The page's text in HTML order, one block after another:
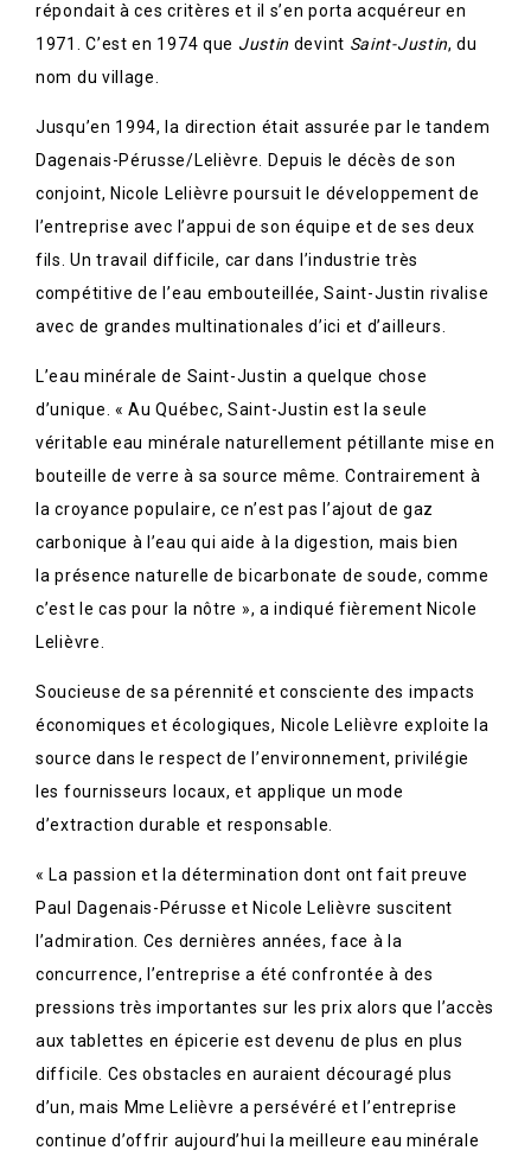
répondait à ces critères et il s’en porta acquéreur en
1971. C’est en 1974 que Justin devint Saint-Justin, du
nom du village.
Jusqu’en 1994, la direction était assurée par le tandem
Dagenais-Pérusse/Lelièvre. Depuis le décès de son
conjoint, Nicole Lelièvre poursuit le développement de
l’entreprise avec l’appui de son équipe et de ses deux
fils. Un travail difficile, car dans l’industrie très
compétitive de l’eau embouteillée, Saint-Justin rivalise
avec de grandes multinationales d’ici et d’ailleurs.
L’eau minérale de Saint-Justin a quelque chose
d’unique. « Au Québec, Saint-Justin est la seule
véritable eau minérale naturellement pétillante mise en
bouteille de verre à sa source même. Contrairement à
la croyance populaire, ce n’est pas l’ajout de gaz
carbonique à l’eau qui aide à la digestion, mais bien
la présence naturelle de bicarbonate de soude, comme
c’est le cas pour la nôtre », a indiqué fièrement Nicole
Lelièvre.
Soucieuse de sa pérennité et consciente des impacts
économiques et écologiques, Nicole Lelièvre exploite la
source dans le respect de l’environnement, privilégie
les fournisseurs locaux, et applique un mode
d’extraction durable et responsable.
« La passion et la détermination dont ont fait preuve
Paul Dagenais-Pérusse et Nicole Lelièvre suscitent
l’admiration. Ces dernières années, face à la
concurrence, l’entreprise a été confrontée à des
pressions très importantes sur les prix alors que l’accès
aux tablettes en épicerie est devenu de plus en plus
difficile. Ces obstacles en auraient découragé plus
d’un, mais Mme Lelièvre a persévéré et l’entreprise
continue d’offrir aujourd’hui la meilleure eau minérale